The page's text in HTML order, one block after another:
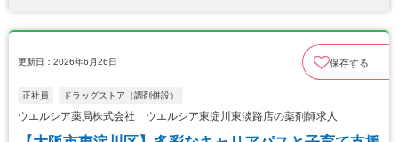
更新日：2026年6月26日 保存する
正社員 ドラッグストア（調剤併設）
ウエルシア薬局株式会社 ウエルシア東淀川東淡路店の薬剤師求人